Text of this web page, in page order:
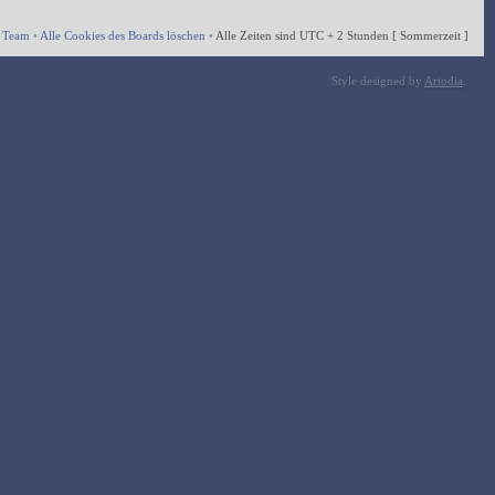
• Alle Cookies des Boards löschen • Alle Zeiten sind UTC + 2 Stunden [ Sommerzeit ]
Style designed by Artodia